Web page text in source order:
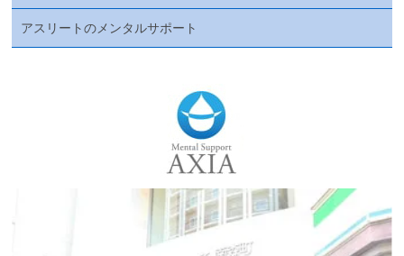
アスリートのメンタルサポート